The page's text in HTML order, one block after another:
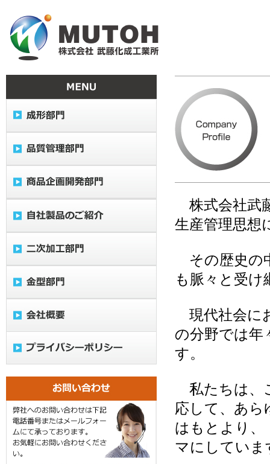
株式会社武
生産管理思想
その歴史の
も脈々と受
現代社会に
の分野では年
す。
私たちは、
応して、あら
はもとより、
マにしていま